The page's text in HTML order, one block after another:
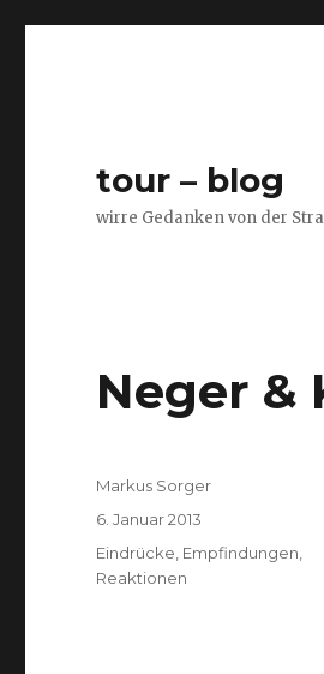
tour – blog
wirre Gedanken von der
Neger &
Autor
Markus Sorger
Veröffentlicht
am
6. Januar 2013
Kategorien
Eindrücke, Empfindungen,
Reaktionen